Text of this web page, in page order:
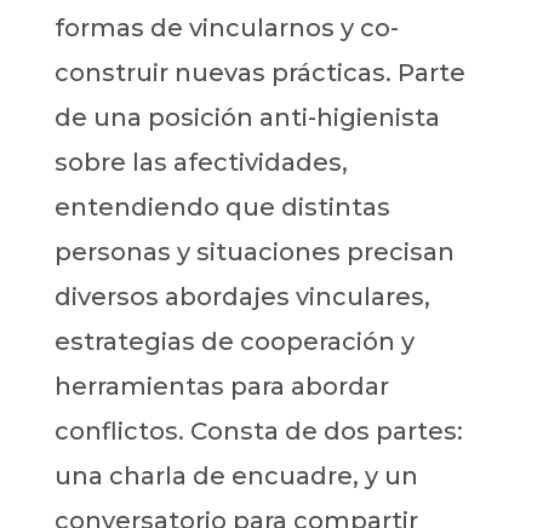
formas de vincularnos y co-
construir nuevas prácticas. Parte
de una posición anti-higienista
sobre las afectividades,
entendiendo que distintas
personas y situaciones precisan
diversos abordajes vinculares,
estrategias de cooperación y
herramientas para abordar
conflictos. Consta de dos partes:
una charla de encuadre, y un
conversatorio para compartir